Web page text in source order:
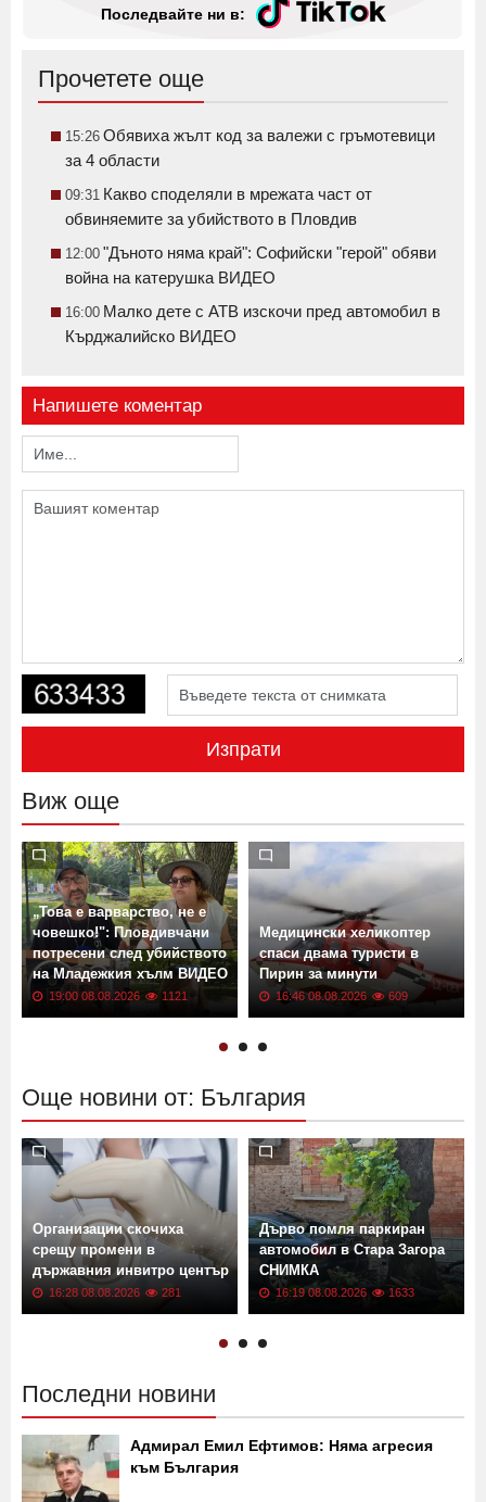
Последвайте ни в:
Прочетете още
15:26 Обявиха жълт код за валежи с гръмотевици
за 4 области
09:31 Какво споделяли в мрежата част от
обвиняемите за убийството в Пловдив
12:00 "Дъното няма край": Софийски "герой" обяви
война на катерушка ВИДЕО
16:00 Малко дете с АТВ изскочи пред автомобил в
Кърджалийско ВИДЕО
Напишете коментар
Изпрати
Виж още
„Това е варварство, не е
човешко!": Пловдивчани
потресени след убийството
на Младежкия хълм ВИДЕО
19:00 08.08.2026 1121
Медицински хеликоптер
спаси двама туристи в
Пирин за минути
16:46 08.08.2026 609
Още новини от: България
Организации скочиха
срещу промени в
държавния инвитро център
16:28 08.08.2026 281
Дърво помля паркиран
автомобил в Стара Загора
СНИМКА
16:19 08.08.2026 1633
Последни новини
Адмирал Емил Ефтимов: Няма агресия
към България